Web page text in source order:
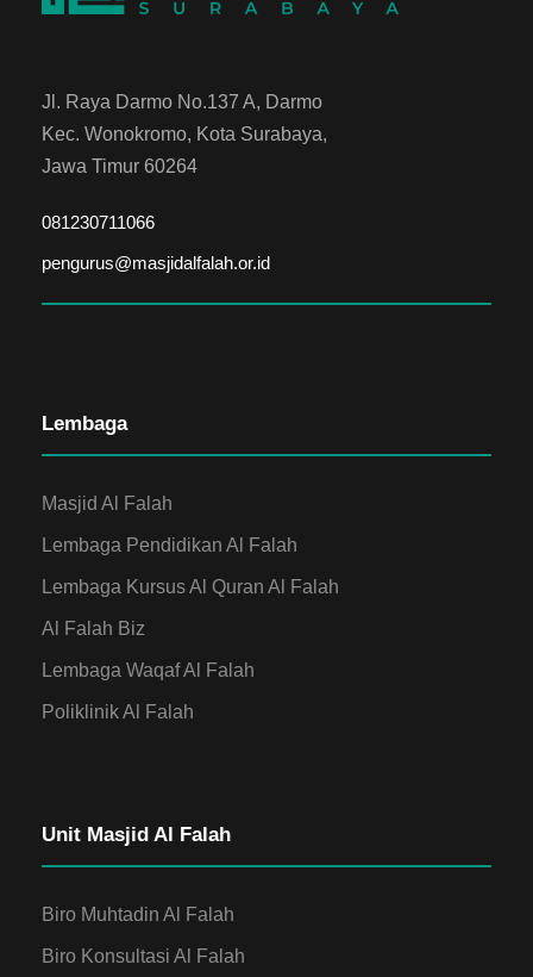
Jl. Raya Darmo No.137 A, Darmo
Kec. Wonokromo, Kota Surabaya,
Jawa Timur 60264
081230711066
pengurus@masjidalfalah.or.id
Lembaga
Masjid Al Falah
Lembaga Pendidikan Al Falah
Lembaga Kursus Al Quran Al Falah
Al Falah Biz
Lembaga Waqaf Al Falah
Poliklinik Al Falah
Unit Masjid Al Falah
Biro Muhtadin Al Falah
Biro Konsultasi Al Falah